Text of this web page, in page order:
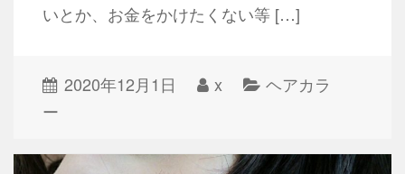
いとか、お金をかけたくない等 […]
2020年12月1日 x
ヘアカラ
ー